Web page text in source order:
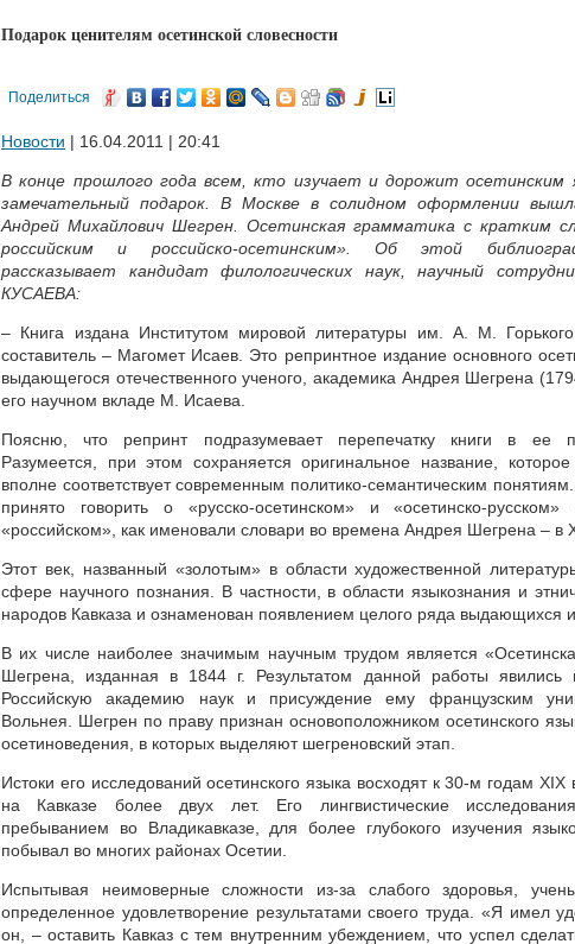
Подарок ценителям осетинской словесности
Поделиться
Новости | 16.04.2011 | 20:41
В конце прошлого года всем, кто изучает и дорожит осетинским
замечательный подарок. В Москве в солидном оформлении
Андрей Михайлович Шегрен. Осетинская грамматика с кратким
российским и российско-осетинским». Об этой
рассказывает кандидат филологических наук, научный
КУСАЕВА:
– Книга издана Институтом мировой литературы им. А. М.
составитель – Магомет Исаев. Это репринтное издание основного
выдающегося отечественного ученого, академика Андрея Шегрена
его научном вкладе М. Исаева.
Поясню, что репринт подразумевает перепечатку книги в ее
Разумеется, при этом сохраняется оригинальное название,
вполне соответствует современным политико-семантическим
принято говорить о «русско-осетинском» и «осетинско-
«российском», как именовали словари во времена Андрея Шегрена – в
Этот век, названный «золотым» в области художественной
сфере научного познания. В частности, в области языкознания и
народов Кавказа и ознаменован появлением целого ряда выдающихся
В их числе наиболее значимым научным трудом является
Шегрена, изданная в 1844 г. Результатом данной работы явились
Российскую академию наук и присуждение ему французским
Вольнея. Шегрен по праву признан основоположником осетинского
осетиноведения, в которых выделяют шегреновский этап.
Истоки его исследований осетинского языка восходят к 30-м годам
на Кавказе более двух лет. Его лингвистические
пребыванием во Владикавказе, для более глубокого изучения
побывал во многих районах Осетии.
Испытывая неимоверные сложности из-за слабого здоровья,
определенное удовлетворение результатами своего труда. «Я имел
он, – оставить Кавказ с тем внутренним убеждением, что успел